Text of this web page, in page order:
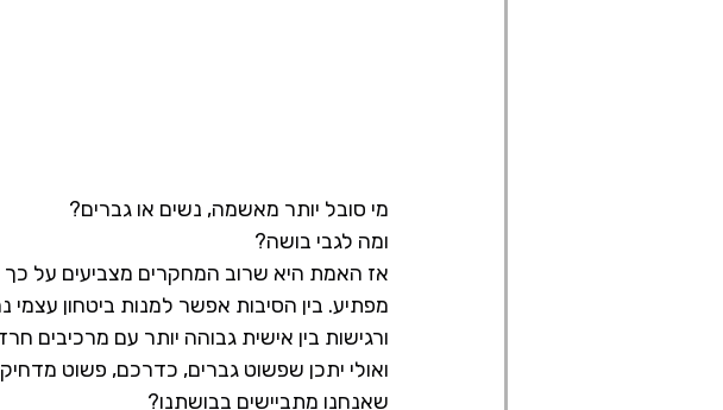
מי סובל יותר מאשמה, נשים או גברים?
ומה לגבי בושה?
אז האמת היא שרוב המחקרים מצביעים על
מפתיע. בין הסיבות אפשר למנות ביטחון עצמי
ורגישות בין אישית גבוהה יותר עם מרכיבים
ואולי יתכן שפשוט גברים, כדרכם, פשוט
שאנחנו מתביישים בבושתנו?